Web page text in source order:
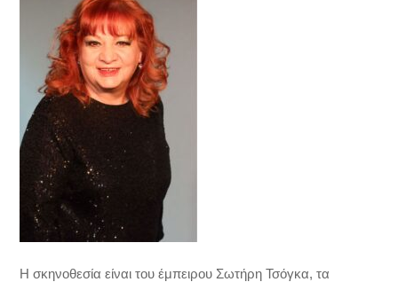
Η σκηνοθεσία είναι του έμπειρου Σωτήρη Τσόγκα, τα